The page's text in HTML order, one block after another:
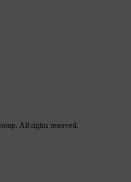
All rights reserved.